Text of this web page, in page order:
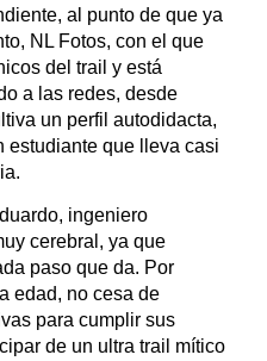
al punto de que ya
NL Fotos, con el que
del trail y está
a las redes, desde
un perfil autodidacta,
estudiante que lleva casi
ingeniero
cerebral, ya que
paso que da. Por
edad, no cesa de
para cumplir sus
de un ultra trail mítico